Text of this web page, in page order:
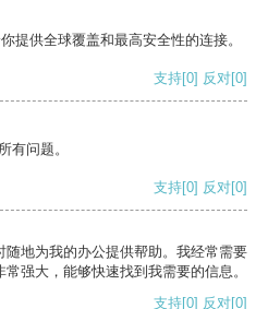
提供全球覆盖和最高安全性的连接。
支持[0] 反对[0]
有问题。
支持[0] 反对[0]
地为我的办公提供帮助。我经常需要
强大，能够快速找到我需要的信息。
支持[0] 反对[0]